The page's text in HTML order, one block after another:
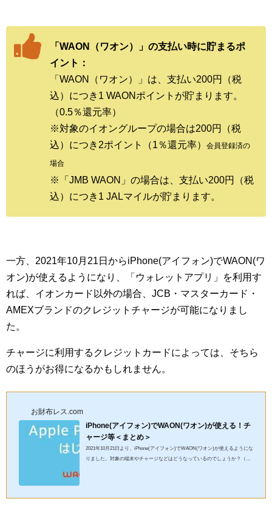
「WAON（ワオン）」の支払い時に貯まるポ
イント：
「WAON（ワオン）」は、支払い200円（税
込）につき1 WAONポイントが貯まります。
（0.5％還元率）
※対象のイオングループの場合は200円（税
込）につき2ポイント（1％還元率）
会員登録済の
場合
※「JMB WAON」の場合は、支払い200円（税
込）につき1 JALマイルが貯まります。
一方、2021年10月21日からiPhone(アイフォン)でWAON(ワ
オン)が使えるようになり、「ウォレットアプリ」を利用す
れば、イオンカード以外の場合、JCB・マスターカード・
AMEXブランドのクレジットチャージが可能になりまし
た。
チャージに利用するクレジットカードによっては、そちら
のほうがお得になるかもしれません。
お財布レス.com
iPhone(アイフォン)でWAON(ワオン)が使える！チ
ャージ等＜まとめ＞
2021年10月21日より、iPhone(アイフォン)でWAON(ワオン)が使えるようにな
りました。対象の端末やチャージなどはどうなっているのでしょうか？（画